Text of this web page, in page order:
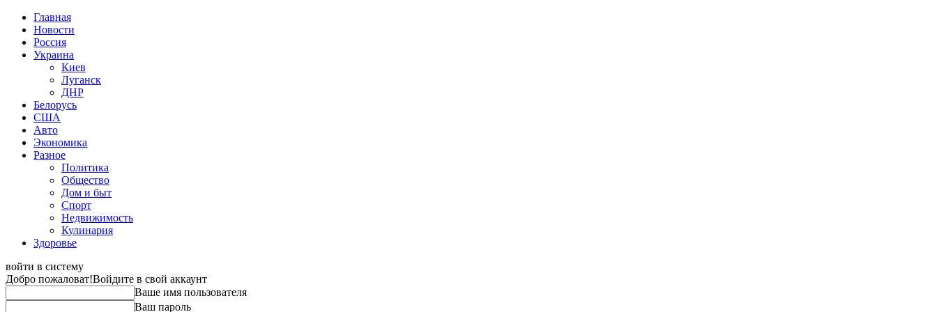
Главная
Новости
Россия
Украина
Киев
Луганск
ДНР
Белорусь
США
Авто
Экономика
Разное
Политика
Общество
Дом и быт
Спорт
Недвижимость
Кулинария
Здоровье
войти в систему
Добро пожаловат!Войдите в свой аккаунт
Ваше имя пользователя
Ваш пароль